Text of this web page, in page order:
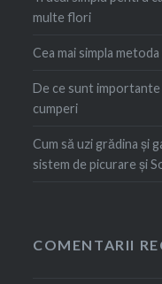
multe flori
Cea mai simpla
De ce sunt
cumperi
Cum să uzi grădina și
sistem de picurare și
COMENTARII